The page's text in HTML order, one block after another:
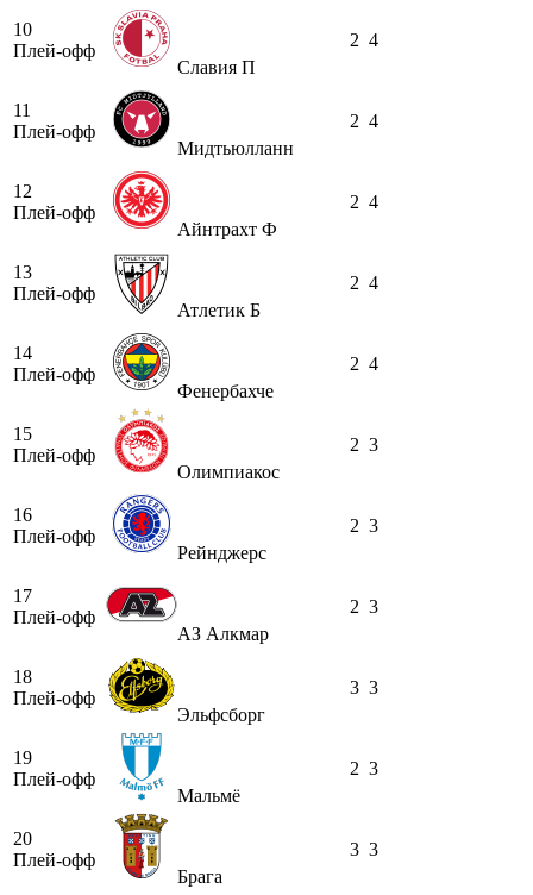
10
Плей-офф
Славия П
2 4
11
Плей-офф
Мидтьюлланн
2 4
12
Плей-офф
Айнтрахт Ф
2 4
13
Плей-офф
Атлетик Б
2 4
14
Плей-офф
Фенербахче
2 4
15
Плей-офф
Олимпиакос
2 3
16
Плей-офф
Рейнджерс
2 3
17
Плей-офф
АЗ Алкмар
2 3
18
Плей-офф
Эльфсборг
3 3
19
Плей-офф
Мальмё
2 3
20
Плей-офф
Брага
3 3